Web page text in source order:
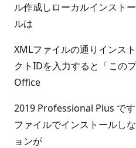
ル作成しローカルインスト
ルは
XMLファイルの通りインス
クトIDを入力すると「この
Office
2019 Professional Plus で
ファイルでインストールし
ョンが